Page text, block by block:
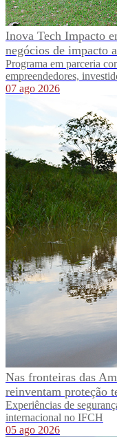
Inova Tech Impacto
negócios de impacto
Programa em parceria
empreendedores,
07 ago 2026
Nas fronteiras das
reinventam proteção
Experiências de
internacional no IFCH
05 ago 2026